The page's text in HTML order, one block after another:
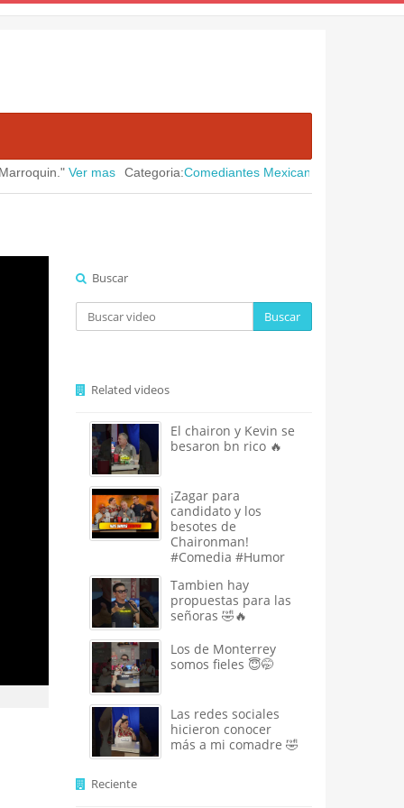
Ver mas Categoria:Comediantes Mexicanos Publicado en:
Buscar
Buscar
Related videos
El chairon y Kevin se
besaron bn rico 🔥
¡Zagar para
candidato y los
besotes de
Chaironman!
#Comedia #Humor
Tambien hay
propuestas para las
señoras 🤣🔥
Los de Monterrey
somos fieles 😇🤭
Las redes sociales
hicieron conocer
más a mi comadre 🤣
Reciente